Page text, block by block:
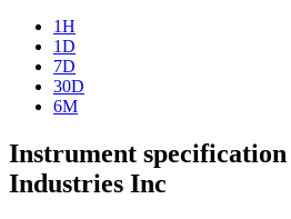
1H
1D
7D
30D
6M
Instrument
Industries Inc